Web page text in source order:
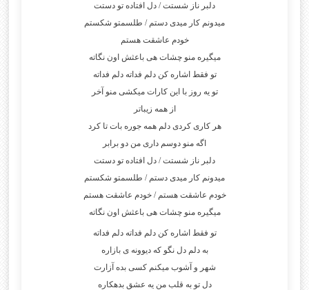
دلبر ناز شستت / دل افتاده تو دستت
میدونم کار میدی دستم / طلسمتو شکستم
خودم عاشقت هستم
میگیره منو چشات هی باعثش اون نگاته
تو فقط اشاره کن دلم فداته دلم فداته
تو یه روز با این کارات میکشی منو آخر
از همه زیباتر
هر کاری کردی دلم همه جوره بات تا کرد
اگه منو دوسم داری من دو برابر
دلبر ناز شستت / دل افتاده تو دستت
میدونم کار میدی دستم / طلسمتو شکستم
خودم عاشقت هستم / خودم عاشقت هستم
میگیره منو چشات هی باعثش اون نگاته
تو فقط اشاره کن دلم فداته دلم فداته
به دلم دل نگو که دیوونه ی بازاره
شهر و آشوب میکنم کسی بده آزارت
دل تو به قلب من یه عشق بدهکاره